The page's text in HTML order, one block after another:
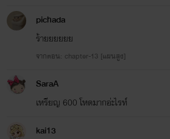
pichada
ร้ายยยยยย
จากตอน: chapter-13 [แผนสูง]
SaraA
เหรียญ 600 โหดมากอ่ะไรท์
kai13